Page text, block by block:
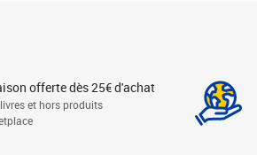
offerte dès 25€ d'achat
et hors produits